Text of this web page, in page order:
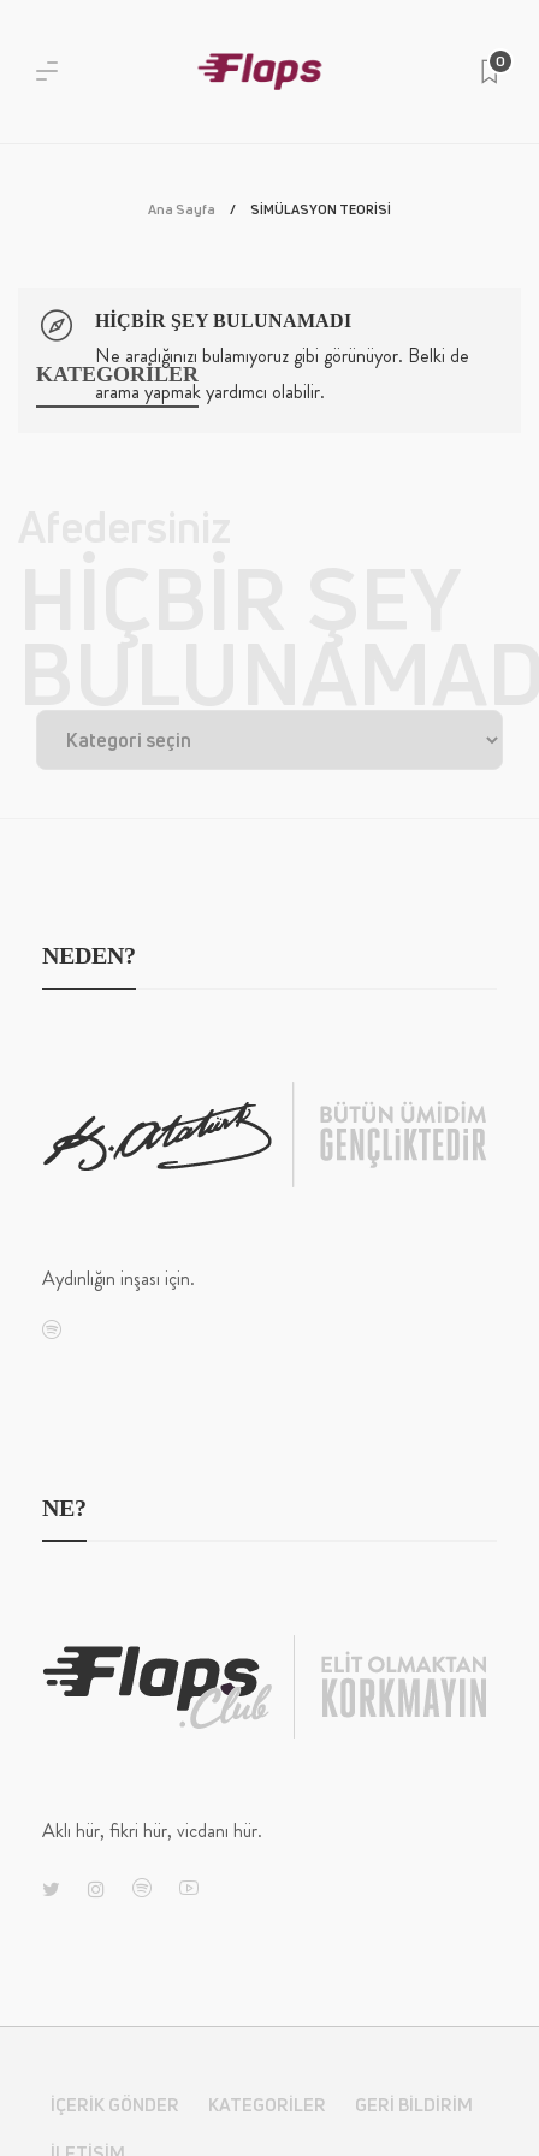
0
Ana Sayfa SİMÜLASYON TEORİSİ
HIÇBIR ŞEY BULUNAMADI
Ne aradığınızı bulamıyoruz gibi görünüyor. Belki de
arama yapmak yardımcı olabilir.
KATEGORİLER
NEDEN?
Aydınlığın inşası için.
NE?
Aklı hür, fikri hür, vicdanı hür.
İÇERIK GÖNDER KATEGORILER
GERI BILDIRIM